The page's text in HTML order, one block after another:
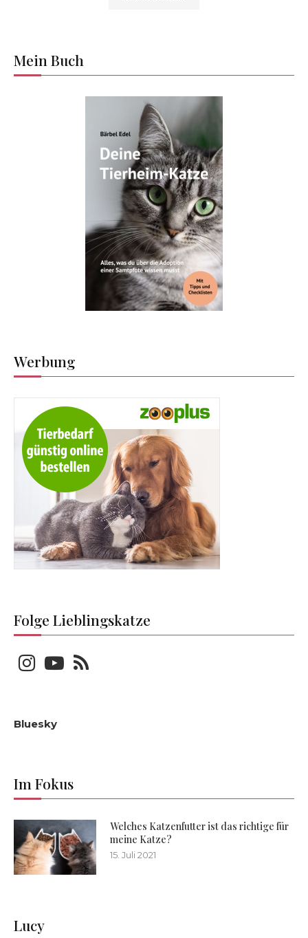
Mein Buch
Werbung
Folge Lieblingskatze
Bluesky
Im Fokus
Welches Katzenfutter ist das richtige für
meine Katze?
15. Juli 2021
Lucy